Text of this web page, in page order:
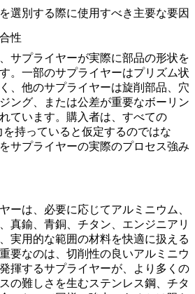
選別する際に使用すべき主要な要因
性
サプライヤーが実際に部品の形状を
。一部のサプライヤーはプリズム状
、他のサプライヤーは旋削部品、穴
ング、または公差が重要なボーリン
ています。購入者は、すべての
持っていると仮定するのではな
サプライヤーの実際のプロセス強み
ーは、必要に応じてアルミニウム、
真鍮、青銅、チタン、エンジニアリ
実用的な範囲の材料を快適に扱える
要なのは、切削性の良いアルミニウ
揮するサプライヤーが、より多くの
の難しさを生むステンレス鋼、チタ